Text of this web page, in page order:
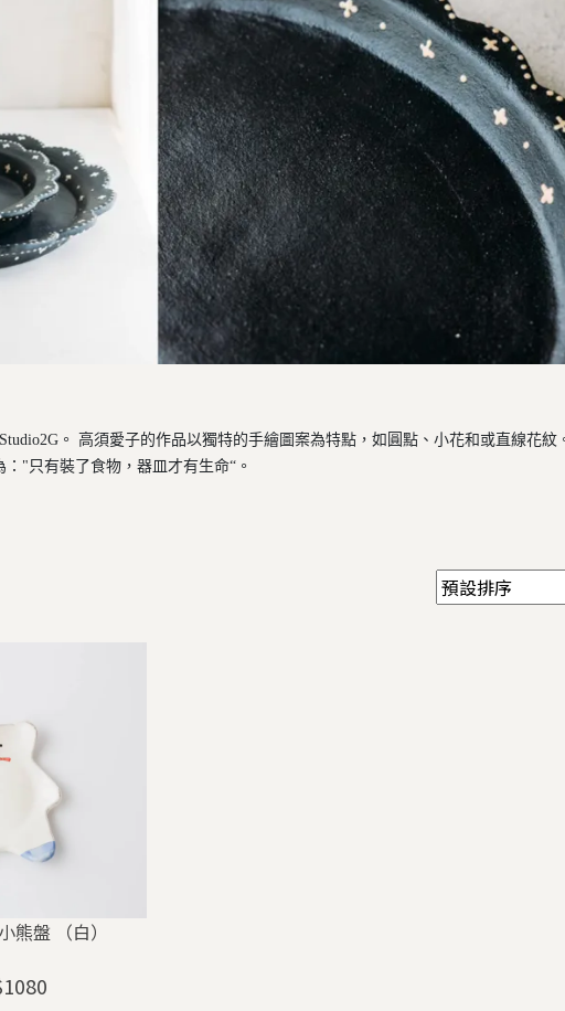
。 高須愛子的作品以獨特的手繪圖案為特點，如圓點、小花和或直線花
"只有裝了食物，器皿才有生命“。
熊盤 （白）